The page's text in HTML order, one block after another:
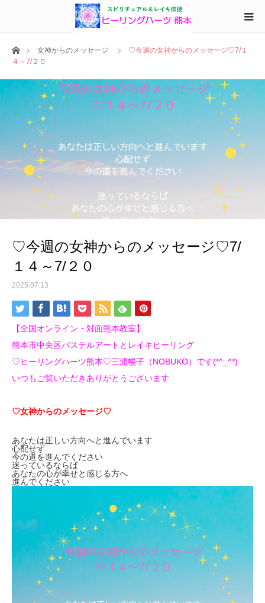
ホーム女神からのメッセージ
♡今週の女神からのメッセージ♡7/１
４～7/２０
♡今週の女神からのメッセージ♡7/
１４～7/２０
2025.07.13
【全国オンライン・対面熊本教室】
熊本市中央区パステルアートとレイキヒーリング
♡ヒーリングハーツ熊本♡三浦暢子（NOBUKO）です(*^_^*)
いつもご覧いただきありがとうございます
♡女神からのメッセージ♡
あなたは正しい方向へと進んでいます
心配せず
今の道を進んでください
迷っているならば
あなたの心が幸せと感じる方へ
進んでください